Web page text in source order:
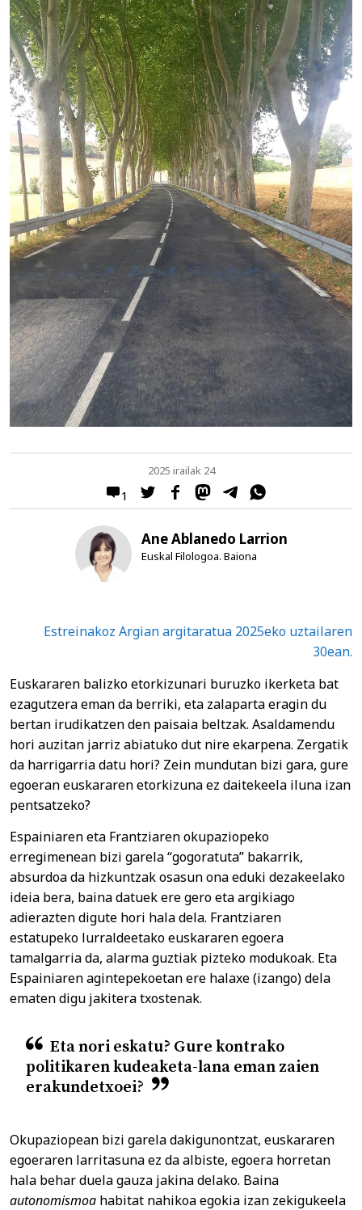
1
2025 irailak 24
Ane Ablanedo Larrion
Euskal Filologoa. Baiona
Estreinakoz Argian argitaratua 2025eko uztailaren
30ean.
Euskararen balizko etorkizunari buruzko ikerketa bat
ezagutzera eman da berriki, eta zalaparta eragin du
bertan irudikatzen den paisaia beltzak. Asaldamendu
hori auzitan jarriz abiatuko dut nire ekarpena. Zergatik
da harrigarria datu hori? Zein mundutan bizi gara, gure
egoeran euskararen etorkizuna ez daitekeela iluna izan
pentsatzeko?
Espainiaren eta Frantziaren okupaziopeko
erregimenean bizi garela “gogoratuta” bakarrik,
absurdoa da hizkuntzak osasun ona eduki dezakeelako
ideia bera, baina datuek ere gero eta argikiago
adierazten digute hori hala dela. Frantziaren
estatupeko lurraldeetako euskararen egoera
tamalgarria da, alarma guztiak pizteko modukoak. Eta
Espainiaren agintepekoetan ere halaxe (izango) dela
ematen digu jakitera txostenak.
Eta nori eskatu? Gure kontrako
politikaren kudeaketa-lana eman zaien
erakundetxoei?
Okupaziopean bizi garela dakigunontzat, euskararen
egoeraren larritasuna ez da albiste, egoera horretan
hala behar duela gauza jakina delako. Baina
autonomismoa habitat nahikoa egokia izan zekigukeela